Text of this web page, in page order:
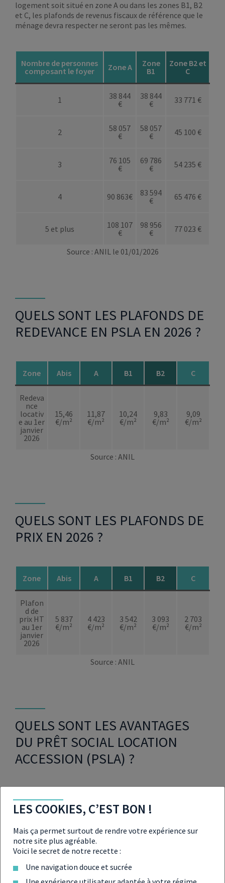
logement soit situé en zone A ou dans les zones B1, B2
et C, les plafonds de revenus fiscaux de référence que le
ménage devra respecter ne seront pas les mêmes.
Nombre de personnes
composant le foyer
Zone A
Zone
B1
Zone B2 et
C
1
38 844
€
38 844
€
33 771 €
2
58 057
€
58 057
€
45 100 €
3
76 105
€
69 786
€
54 235 €
4 90 863€
83 594
€
65 476 €
5 et plus
108 107
€
98 956
€
77 023 €
Source : ANIL le 01/01/2026
QUELS SONT LES PLAFONDS DE
REDEVANCE EN PSLA EN 2026 ?
Zone Abis A B1 B2 C
Redeva
nce
locativ
e au 1er
janvier
2026
15,46
€/m²
11,87
€/m²
10,24
€/m²
9,83
€/m²
9,09
€/m²
Source : ANIL
QUELS SONT LES PLAFONDS DE
PRIX EN 2026 ?
Zone Abis A B1 B2 C
Plafon
d de
prix HT
au 1er
janvier
2026
5 837
€/m²
4 423
€/m²
3 542
€/m²
3 093
€/m²
2 703
€/m²
Source : ANIL
QUELS SONT LES AVANTAGES
DU PRÊT SOCIAL LOCATION
ACCESSION (PSLA) ?
possédant des revenus modestes d’accéder bien plus
facilement à la propriété immobilière, ce dispositif
ménage accédant.
En effet, le taux de TVA de la transaction pourra être revu
habituels lors de l’acquisition d’un bien immobilier.
LES COOKIES, C’EST BON !
Mais ça permet surtout de rendre votre expérience sur
notre site plus agréable.
Voici le secret de notre recette :
Une navigation douce et sucrée